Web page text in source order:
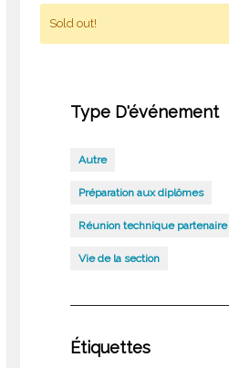
Sold out!
Type D'événement
Autre
Préparation aux diplômes
Réunion technique partenaire
Vie de la section
Étiquettes